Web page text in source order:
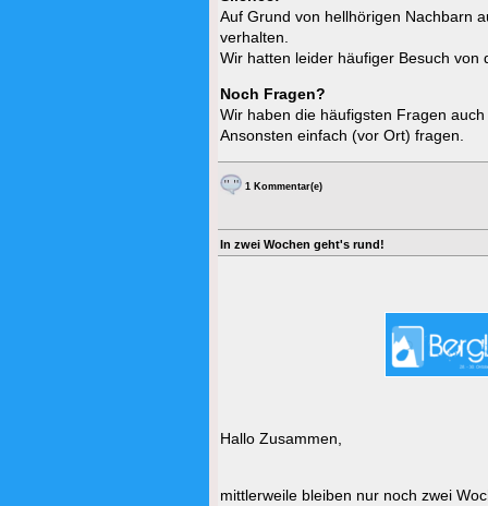
Auf Grund von hellhörigen Nachbarn
verhalten.
Wir hatten leider häufiger Besuch
Noch Fragen?
Wir haben die häufigsten Fragen
Ansonsten einfach (vor Ort) fragen.
1 Kommentar(e)
In zwei Wochen geht's rund!
Hallo Zusammen,
mittlerweile bleiben nur noch zwei